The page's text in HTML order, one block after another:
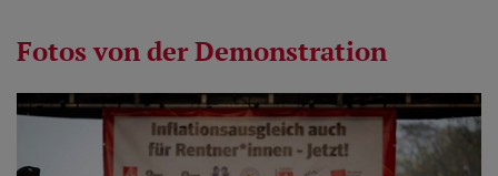
Fotos von der Demonstration